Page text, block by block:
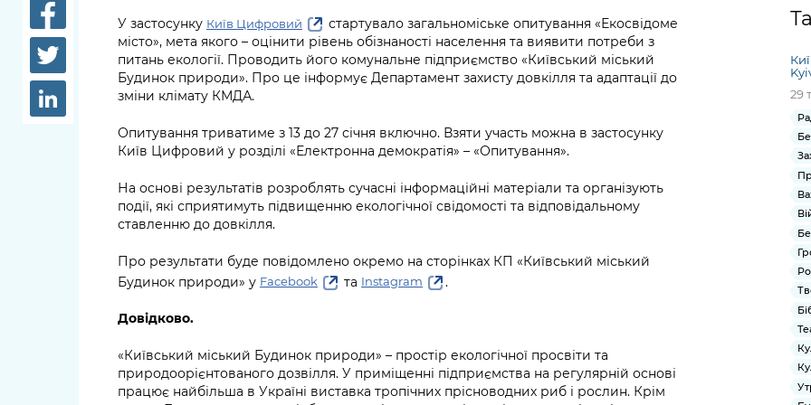
Структура
Рішення та розпорядження
Проєкти розпоряджень, що
КМВА
Статистика
Звернення громадян
Лікарні та медицина
Освіта та навчальні
Дороги, транспорт та
Навколишнє
Фінанси та бюджет
Безпека та
правопорядок
foreigners
експертиза
Громадський
бюджет
Інформація з
обмеженим
доступом
онлайн
нормативно-
правових та
ся на
from
KCSA
У застосунку Київ Цифровий
стартувало загальноміське опитування «Екосвідоме
місто», мета якого – оцінити рівень обізнаності населення та виявити потреби з
питань екології. Проводить його комунальне підприємство «Київський міський
Будинок природи». Про це інформує Департамент захисту довкілля та адаптації до
зміни клімату КМДА.
Опитування триватиме з 13 до 27 січня включно. Взяти участь можна в застосунку
Київ Цифровий у розділі «Електронна демократія» – «Опитування».
На основі результатів розроблять сучасні інформаційні матеріали та організують
події, які сприятимуть підвищенню екологічної свідомості та відповідальному
ставленню до довкілля.
Про результати буде повідомлено окремо на сторінках КП «Київський міський
Будинок природи» у Facebook та Instagram .
Довідково.
«Київський міський Будинок природи» – простір екологічної просвіти та
природоорієнтованого дозвілля. У приміщенні підприємства на регулярній основі
працює найбільша в Україні виставка тропічних прісноводних риб і рослин. Крім
29